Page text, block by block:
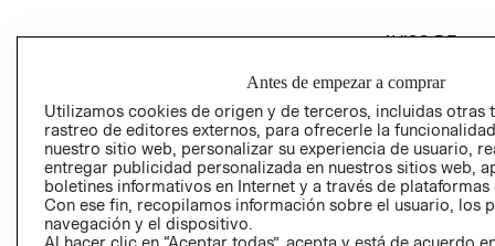
AVISO DE
GIFT CARD
AVISO DE
Antes de empezar a comprar
Utilizamos cookies de origen y de terceros, incluidas otras
rastreo de editores externos, para ofrecerle la
nuestro sitio web, personalizar su experiencia de usuario,
entregar publicidad personalizada en nuestros sitios web,
boletines informativos en Internet y a través de plataformas
Con ese fin, recopilamos información sobre el usuario, los
navegación y el dispositivo.